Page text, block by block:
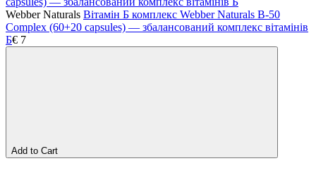
Webber Naturals Вітамін Б комплекс Webber Naturals B-50
Complex (60+20 capsules) — збалансований комплекс вітамінів
Б€ 7
Add to Cart